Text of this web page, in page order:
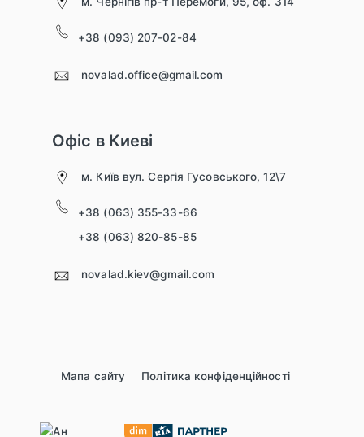
+38 (093) 207-02-84
novalad.office@gmail.com
Офіс в Киеві
м. Київ вул. Сергія Гусовського, 12\7
+38 (063) 355-33-66
+38 (063) 820-85-85
novalad.kiev@gmail.com
Мапа сайту Політика конфіденційності